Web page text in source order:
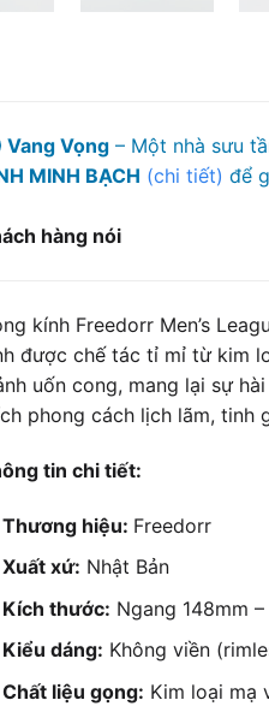
Vang Vọng – Một nhà sưu
MINH BẠCH (chi tiết) để
hàng nói
kính Freedorr Men’s
được chế tác tỉ mỉ từ kim
uốn cong, mang lại sự
phong cách lịch lãm, tinh
tin chi tiết:
Thương hiệu: Freedorr
Xuất xứ: Nhật Bản
Kích thước: Ngang 148mm
Kiểu dáng: Không viền
Chất liệu gọng: Kim loại mạ